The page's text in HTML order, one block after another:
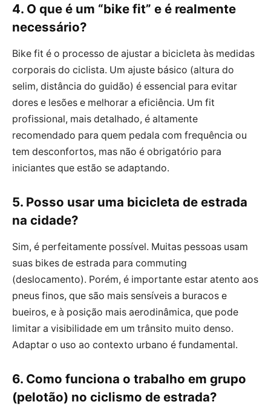
4. O que é um “bike fit” e é realmente
necessário?
Bike fit é o processo de ajustar a bicicleta às medidas
corporais do ciclista. Um ajuste básico (altura do
selim, distância do guidão) é essencial para evitar
dores e lesões e melhorar a eficiência. Um fit
profissional, mais detalhado, é altamente
recomendado para quem pedala com frequência ou
tem desconfortos, mas não é obrigatório para
iniciantes que estão se adaptando.
5. Posso usar uma bicicleta de estrada
na cidade?
Sim, é perfeitamente possível. Muitas pessoas usam
suas bikes de estrada para commuting
(deslocamento). Porém, é importante estar atento aos
pneus finos, que são mais sensíveis a buracos e
bueiros, e à posição mais aerodinâmica, que pode
limitar a visibilidade em um trânsito muito denso.
Adaptar o uso ao contexto urbano é fundamental.
6. Como funciona o trabalho em grupo
(pelotão) no ciclismo de estrada?